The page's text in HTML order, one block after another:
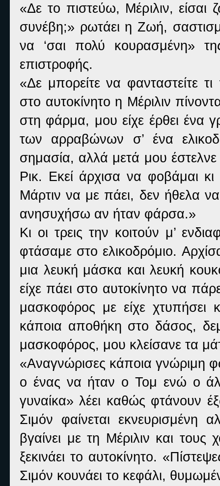
«Δε το πιστεύω, Μέριλιν, είσαι
συνέβη;» ρωτάει η Ζωή,
να ‘σαι πολύ κουρασμένη»
επιστροφής.
«Δε μπορείτε να φανταστείτε
στο αυτοκίνητο η Μέριλιν
στη φάρμα, μου είχε έρθει ένα
των αρραβώνων σ’ ένα
σημασία, αλλά μετά μου
Ρικ. Εκεί άρχισα να φοβάμαι
Μάρτιν να με πάει, δεν ήθελα
ανησυχήσω αν ήταν φάρσα.»
Κι οι τρεις την κοιτούν μ’
φτάσαμε στο ελικοδρόμιο.
μια λευκή μάσκα και λευκή
είχε πάει στο αυτοκίνητο να
μασκοφόρος με είχε
κάποια αποθήκη στο δάσος,
μασκοφόρος, μου κλείσανε τα
«Αναγνώρισες κάποια γνώριμη
ο ένας να ήταν ο Τομ ενώ ο
γυναίκα» λέει καθώς φτάνουν
Σιμόν φαίνεται
βγαίνει με τη Μέριλιν και
ξεκινάει το αυτοκίνητο.
Σιμόν κουνάει το κεφάλι,